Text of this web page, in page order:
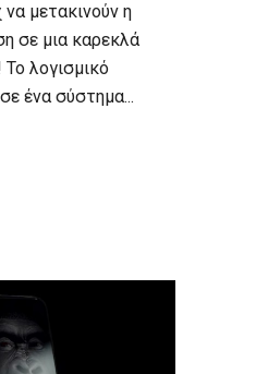
μετακινούν η
σε μια καρεκλά
λογισμικό
ένα σύστημα...